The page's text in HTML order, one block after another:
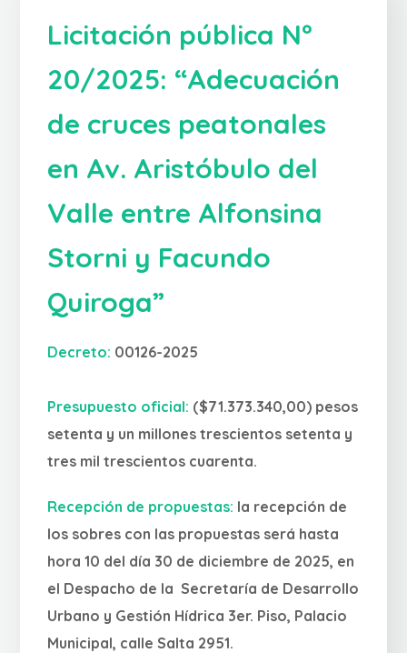
Licitación pública Nº
20/2025: “Adecuación
de cruces peatonales
en Av. Aristóbulo del
Valle entre Alfonsina
Storni y Facundo
Quiroga”
Decreto: 00126-2025
Presupuesto oficial: ($71.373.340,00) pesos
setenta y un millones trescientos setenta y
tres mil trescientos cuarenta.
Recepción de propuestas: la recepción de
los sobres con las propuestas será hasta
hora 10 del día 30 de diciembre de 2025, en
el Despacho de la Secretaría de Desarrollo
Urbano y Gestión Hídrica 3er. Piso, Palacio
Municipal, calle Salta 2951.